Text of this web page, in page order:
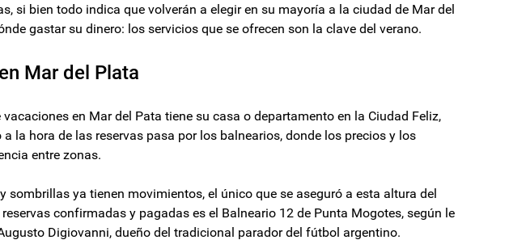
si bien todo indica que volverán a elegir en su mayoría a la ciudad de Mar del
gastar su dinero: los servicios que se ofrecen son la clave del verano.
Mar del Plata
en Mar del Pata tiene su casa o departamento en la Ciudad Feliz,
la hora de las reservas pasa por los balnearios, donde los precios y los
entre zonas.
sombrillas ya tienen movimientos, el único que se aseguró a esta altura del
confirmadas y pagadas es el Balneario 12 de Punta Mogotes, según le
Digiovanni, dueño del tradicional parador del fútbol argentino.